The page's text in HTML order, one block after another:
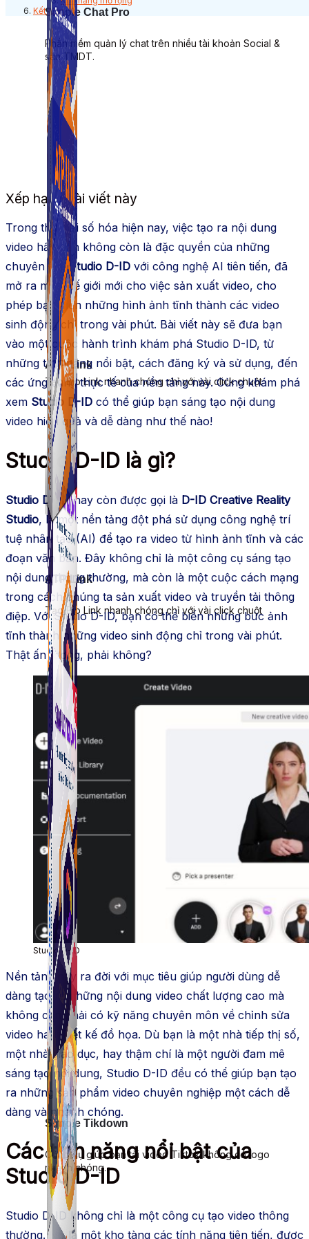
ATP Link
Tạo Bio Link nhanh chóng chỉ với vài click chuột
Simple Tikdown
Công cụ giúp bạn tải video Tiktok không có logo
nhanh chóng.
Simple Chat Pro
Phần mềm quản lý chat trên nhiều tài khoản Social &
sàn TMDT.
ATP Link
Tạo Bio Link nhanh chóng chỉ với vài click chuột
Simple Tikdown
Công cụ giúp bạn tải video Tiktok không có logo
nhanh chóng.
Kết luận
Xếp hạng bài viết này
Trong thời đại số hóa hiện nay, việc tạo ra nội dung
video hấp dẫn không còn là đặc quyền của những
chuyên gia.Studio D-ID với công nghệ AI tiên tiến, đã
mở ra một thế giới mới cho việc sản xuất video, cho
phép bạn biến những hình ảnh tĩnh thành các video
sinh động chỉ trong vài phút. Bài viết này sẽ đưa bạn
vào một cuộc hành trình khám phá Studio D-ID, từ
những tính năng nổi bật, cách đăng ký và sử dụng, đến
các ứng dụng thực tế của nền tảng này. Cùng khám phá
xem Studio D-ID có thể giúp bạn sáng tạo nội dung
video hiệu quả và dễ dàng như thế nào!
Studio D-ID là gì?
Studio D-ID, hay còn được gọi là D-ID Creative Reality
Studio, là một nền tảng đột phá sử dụng công nghệ trí
tuệ nhân tạo (AI) để tạo ra video từ hình ảnh tĩnh và các
đoạn văn bản. Đây không chỉ là một công cụ sáng tạo
nội dung thông thường, mà còn là một cuộc cách mạng
trong cách chúng ta sản xuất video và truyền tải thông
điệp. Với Studio D-ID, bạn có thể biến những bức ảnh
tĩnh thành những video sinh động chỉ trong vài phút.
Thật ấn tượng, phải không?
Studio D-ID
Nền tảng này ra đời với mục tiêu giúp người dùng dễ
dàng tạo ra những nội dung video chất lượng cao mà
không cần phải có kỹ năng chuyên môn về chỉnh sửa
video hay thiết kế đồ họa. Dù bạn là một nhà tiếp thị số,
một nhà giáo dục, hay thậm chí là một người đam mê
sáng tạo nội dung, Studio D-ID đều có thể giúp bạn tạo
ra những sản phẩm video chuyên nghiệp một cách dễ
dàng và nhanh chóng.
Các tính năng nổi bật của
Studio D-ID
Studio D-ID không chỉ là một công cụ tạo video thông
thường. Nó là một kho tàng các tính năng tiên tiến, được